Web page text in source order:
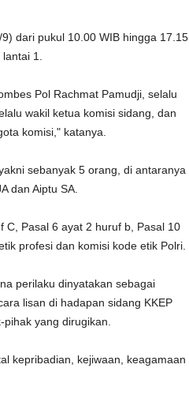
dari pukul 10.00 WIB hingga 17.15
1.
Pol Rachmat Pamudji, selalu
wakil ketua komisi sidang, dan
komisi," katanya.
sebanyak 5 orang, di antaranya
dan Aiptu SA.
C, Pasal 6 ayat 2 huruf b, Pasal 10
profesi dan komisi kode etik Polri.
perilaku dinyatakan sebagai
lisan di hadapan sidang KKEP
yang dirugikan.
kepribadian, kejiwaan, keagamaan